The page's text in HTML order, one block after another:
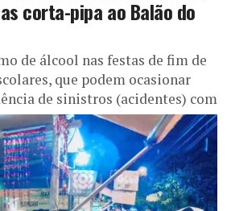
corta-pipa ao Balão do
de álcool nas festas de fim de
que podem ocasionar
de sinistros (acidentes) com